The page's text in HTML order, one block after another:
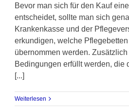
Bevor man sich für den Kauf
entscheidet, sollte man sich
Krankenkasse und der
erkundigen, welche
übernommen werden.
Bedingungen erfüllt werden, die
[...]
Weiterlesen